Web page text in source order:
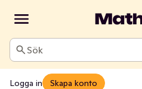
Sök
Logga in Skapa konto